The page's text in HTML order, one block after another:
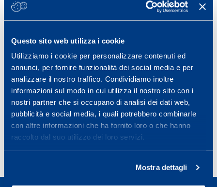
Questo sito web utilizza i cookie
Utilizziamo i cookie per personalizzare contenuti ed
annunci, per fornire funzionalità dei social media e per
analizzare il nostro traffico. Condividiamo inoltre
informazioni sul modo in cui utilizza il nostro sito con i
nostri partner che si occupano di analisi dei dati web,
pubblicità e social media, i quali potrebbero combinarle
con altre informazioni che ha fornito loro o che hanno
raccolto dal suo utilizzo dei loro servizi.
Mostra dettagli
CONSIGLI PER LA PREPARAZIONE ESTIVA DEL
CONSIGLI PER LA PREPARAZIONE
Leggi tutto
SI AVVICINA LA VARESE VAN VLAANDEREN
SI AVVICINA LA VARESE VAN
Leggi tutto
Previous page
Page Page Page
4 Page